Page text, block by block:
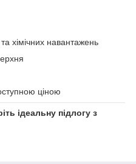
хімічних навантажень
ціною
ідеальну підлогу з